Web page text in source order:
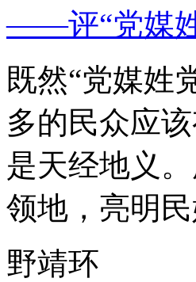
——评“党媒
既然“党媒姓
多的民众应
是天经地义
领地，亮明
野靖环